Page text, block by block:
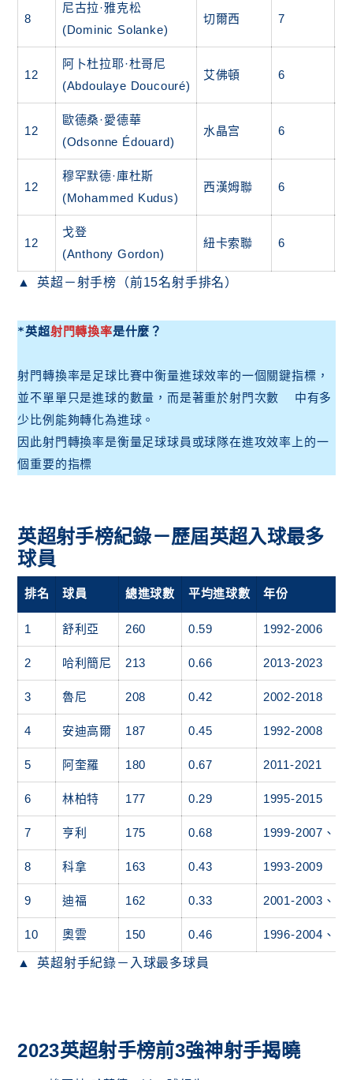
8
尼古拉·雅克松
(Dominic Solanke)
切爾西 7
12
阿卜杜拉耶·杜哥尼
(Abdoulaye Doucouré)
艾佛頓 6
12
歐德桑·愛德華
(Odsonne Édouard)
水晶宫 6
12
穆罕默德·庫杜斯
(Mohammed Kudus)
西漢姆聯 6
12
戈登
(Anthony Gordon)
紐卡索聯 6
英超－射手榜（前15名射手排名）
*英超射門轉換率是什麼？
射門轉換率是足球比賽中衡量進球效率的一個關鍵指標，
並不單單只是進球的數量，而是著重於射門次數  中有多
少比例能夠轉化為進球。
因此射門轉換率是衡量足球球員或球隊在進攻效率上的一
英超射手榜紀錄－歷屆英超入球最多
球員
排名 球員 總進球數 平均進球數 年份
1 舒利亞 260 0.59 1992-2006
2 哈利簡尼 213 0.66 2013-2023
3 魯尼 208 0.42 2002-2018
4 安迪高爾 187 0.45 1992-2008
5 阿奎羅 180 0.67 2011-2021
6 林柏特 177 0.29 1995-2015
7 亨利 175 0.68 1999-2007、
8 科拿 163 0.43 1993-2009
9 迪福 162 0.33 2001-2003、
10 奧雲 150 0.46 1996-2004、
英超射手紀錄－入球最多球員
2023英超射手榜前3強神射手揭曉